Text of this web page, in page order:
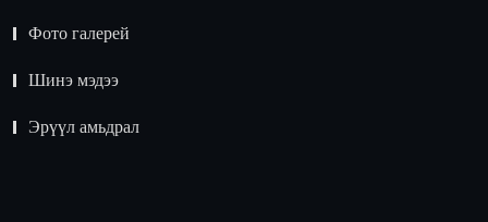
Фото галерей
Шинэ мэдээ
Эрүүл амьдрал